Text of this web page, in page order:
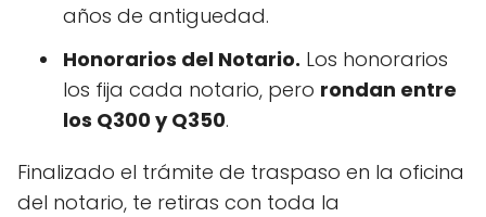
años de antiguedad.
Honorarios del Notario. Los honorarios
los fija cada notario, pero rondan entre
los Q300 y Q350.
Finalizado el trámite de traspaso en la oficina
del notario, te retiras con toda la